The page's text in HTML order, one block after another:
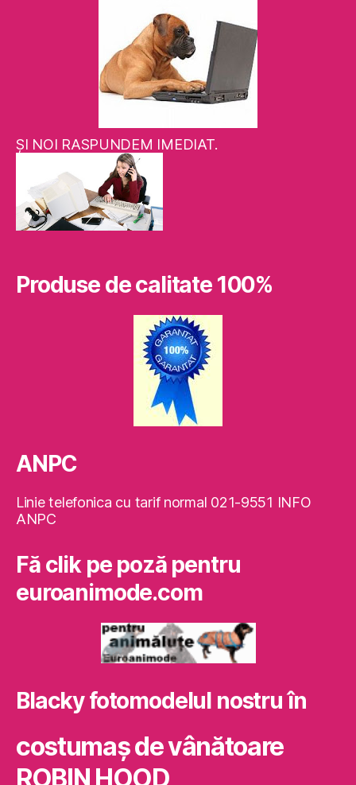
ŞI NOI RASPUNDEM IMEDIAT.
Produse de calitate 100%
ANPC
Linie telefonica cu tarif normal 021-9551 INFO
ANPC
Fă clik pe poză pentru
euroanimode.com
Blacky fotomodelul nostru în
costumaş de vânătoare
ROBIN HOOD